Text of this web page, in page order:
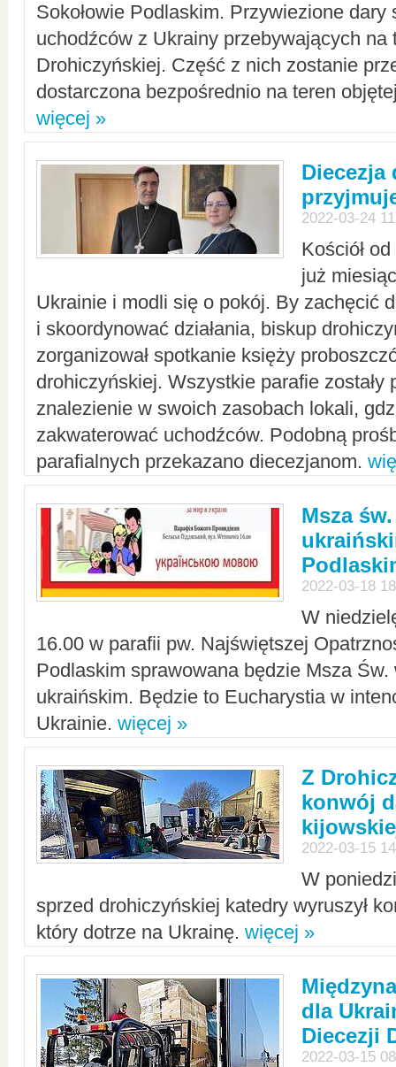
Sokołowie Podlaskim. Przywiezione dary
uchodźców z Ukrainy przebywających na
Drohiczyńskiej. Część z nich zostanie
dostarczona bezpośrednio na teren
więcej »
Diecezja
2022-03-24
Kościół
już
Ukrainie i modli się o pokój. By zachęcić
i skoordynować działania, biskup
zorganizował spotkanie księży
drohiczyńskiej. Wszystkie parafie zostały
znalezienie w swoich zasobach lokali,
zakwaterować uchodźców. Podobną
parafialnych przekazano diecezjanom.
Msza
2022-03-18
W
16.00 w parafii pw. Najświętszej
Podlaskim sprawowana będzie Msza Św.
ukraińskim. Będzie to Eucharystia w
Ukrainie. więcej »
Z
konwój
2022-03-15
W
sprzed drohiczyńskiej katedry wyruszył
który dotrze na Ukrainę. więcej »
dla
Diecezji
2022-03-15